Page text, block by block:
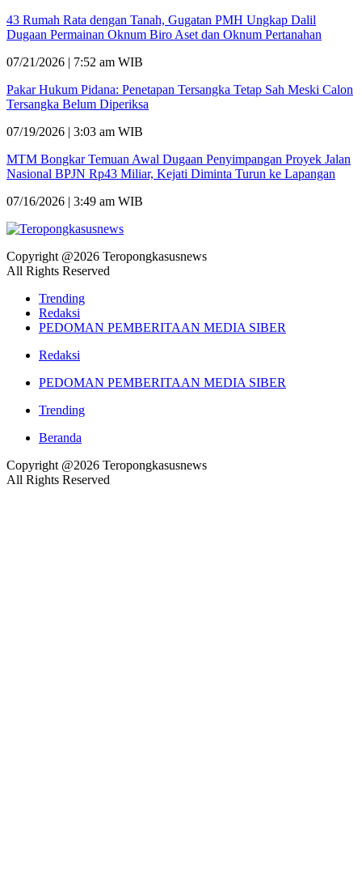
43 Rumah Rata dengan Tanah, Gugatan PMH Ungkap Dalil
Dugaan Permainan Oknum Biro Aset dan Oknum Pertanahan
07/21/2026 | 7:52 am WIB
Pakar Hukum Pidana: Penetapan Tersangka Tetap Sah Meski Calon
Tersangka Belum Diperiksa
07/19/2026 | 3:03 am WIB
MTM Bongkar Temuan Awal Dugaan Penyimpangan Proyek Jalan
Nasional BPJN Rp43 Miliar, Kejati Diminta Turun ke Lapangan
07/16/2026 | 3:49 am WIB
Copyright @2026 Teropongkasusnews
All Rights Reserved
Trending
Redaksi
PEDOMAN PEMBERITAAN MEDIA SIBER
Redaksi
PEDOMAN PEMBERITAAN MEDIA SIBER
Trending
Beranda
Copyright @2026 Teropongkasusnews
All Rights Reserved